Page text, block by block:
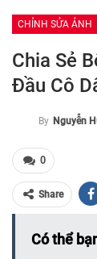
CHỈNH SỬA ẢNH
Chia Sẻ
Đầu Cô
By Nguyễn
0
Share
Có thể